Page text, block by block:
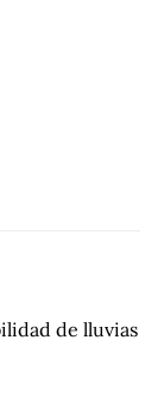
de lluvias